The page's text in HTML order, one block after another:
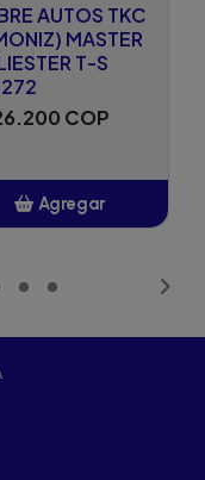
AUTOS TKC
MASTER
T-S
COP
Agregar